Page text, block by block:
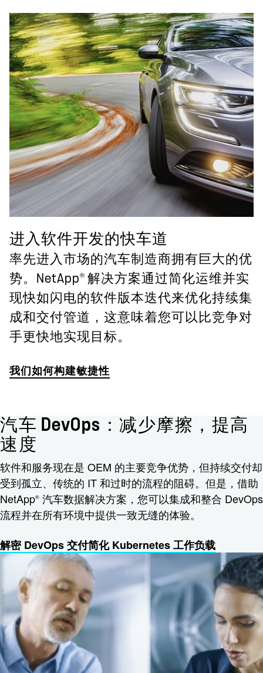
进入软件开发的快车道
率先进入市场的汽车制造商拥有巨大的优
势。NetApp® 解决方案通过简化运维并实
现快如闪电的软件版本迭代来优化持续集
成和交付管道，这意味着您可以比竞争对
手更快地实现目标。
我们如何构建敏捷性
汽车 DevOps：减少摩擦，提高
速度
软件和服务现在是 OEM 的主要竞争优势，但持续交付却
受到孤立、传统的 IT 和过时的流程的阻碍。但是，借助
NetApp® 汽车数据解决方案，您可以集成和整合 DevOps
流程并在所有环境中提供一致无缝的体验。
解密 DevOps 交付简化 Kubernetes 工作负载